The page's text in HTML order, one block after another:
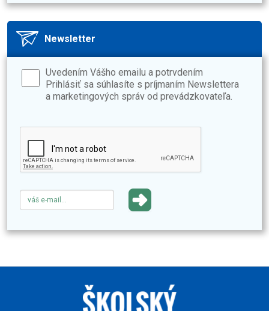
Newsletter
Uvedením Vášho emailu a potrvdením
Prihlásiť sa súhlasíte s príjmaním Newslettera
a marketingových správ od prevádzkovateľa.